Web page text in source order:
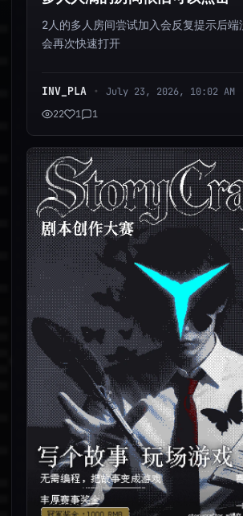
2人的多人房间尝试加入会反复提示后端
会再次快速打开
INV_PLA •
July 23, 2026, 10:02 AM
22
1 1